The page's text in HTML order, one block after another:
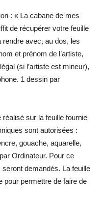
: « La cabane de mes
de récupérer votre feuille
rendre avec, au dos, les
et prénom de l’artiste,
(si l’artiste est mineur),
1 dessin par
sur la feuille fournie
sont autorisées :
gouache, aquarelle,
Ordinateur. Pour ce
demandés. La feuille
pour permettre de faire de